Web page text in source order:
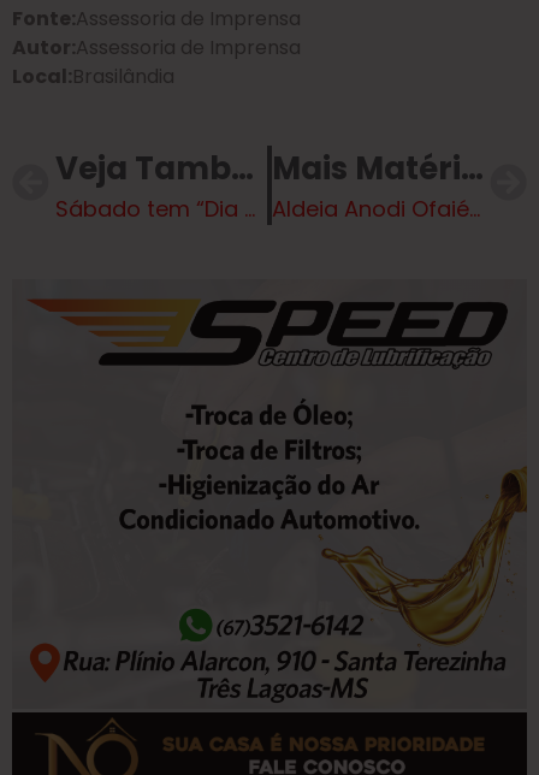
Fonte:Assessoria de Imprensa
Autor:Assessoria de Imprensa
Local:Brasilândia
Veja Também
Sábado tem “Dia D” de vacinação na Véstia
Mais Matérias
Aldeia Anodi Ofaié recebe apoio para agricultura familiar e projetos sustentáveis em 2025